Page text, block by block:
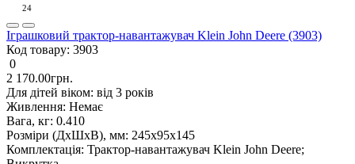
24
Іграшковий трактор-навантажувач Klein John Deere (3903)
Код товару: 3903
0
2 170.00грн.
Для дітей віком: від 3 років
Живлення: Немає
Вага, кг: 0.410
Розміри (ДxШxВ), мм: 245х95х145
Комплектація: Трактор-навантажувач Klein John Deere;